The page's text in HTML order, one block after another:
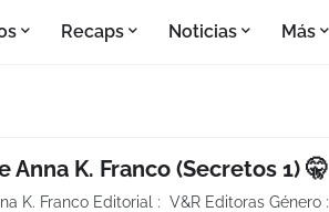
Recaps Noticias Más
Anna K. Franco (Secretos 1) 🤫
K. Franco Editorial : V&R Editoras Género :